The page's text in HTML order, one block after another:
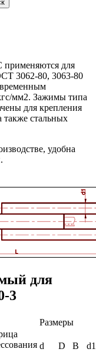
для
3062-80, 3063-80
мм2. Зажимы типа
для крепления
также стальных
удобна
для
3
Размеры
d D B d1